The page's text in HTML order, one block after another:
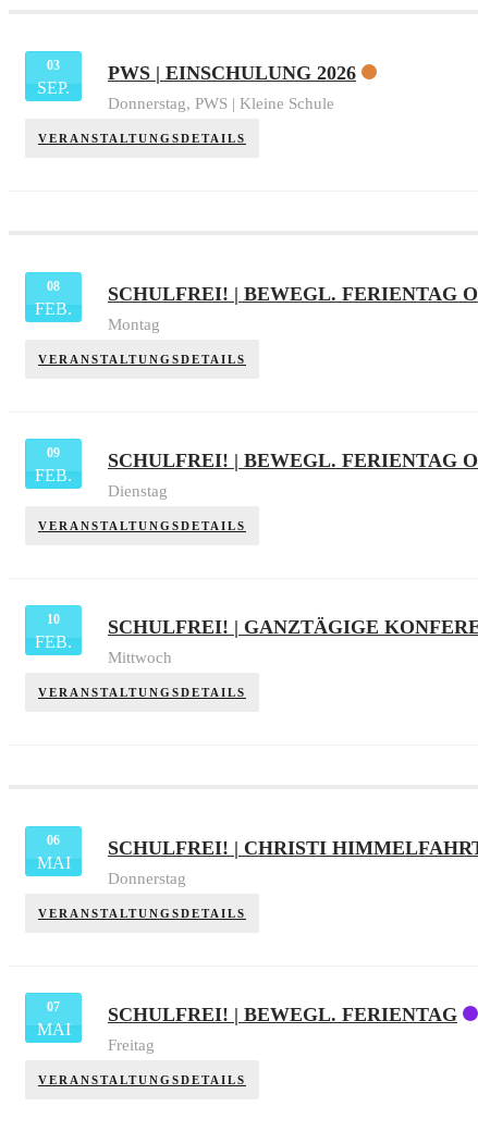
03
SEP.
PWS | EINSCHULUNG 2026
Donnerstag, PWS | Kleine Schule
VERANSTALTUNGSDETAILS
08
FEB.
SCHULFREI! | BEWEGL. FERIENTAG
Montag
VERANSTALTUNGSDETAILS
09
FEB.
SCHULFREI! | BEWEGL. FERIENTAG
Dienstag
VERANSTALTUNGSDETAILS
10
FEB.
SCHULFREI! | GANZTÄGIGE
Mittwoch
VERANSTALTUNGSDETAILS
06
MAI
SCHULFREI! | CHRISTI
Donnerstag
VERANSTALTUNGSDETAILS
07
MAI
SCHULFREI! | BEWEGL. FERIENTAG
Freitag
VERANSTALTUNGSDETAILS